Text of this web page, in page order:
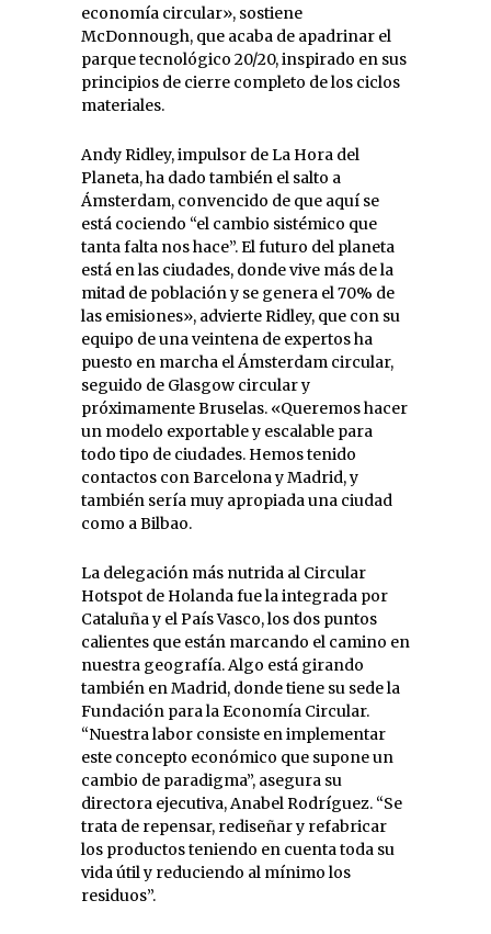
economía circular», sostiene
McDonnough, que acaba de apadrinar el
parque tecnológico 20/20, inspirado en sus
principios de cierre completo de los ciclos
materiales.
Andy Ridley, impulsor de La Hora del
Planeta, ha dado también el salto a
Ámsterdam, convencido de que aquí se
está cociendo “el cambio sistémico que
tanta falta nos hace”. El futuro del planeta
está en las ciudades, donde vive más de la
mitad de población y se genera el 70% de
las emisiones», advierte Ridley, que con su
equipo de una veintena de expertos ha
puesto en marcha el Ámsterdam circular,
seguido de Glasgow circular y
próximamente Bruselas. «Queremos hacer
un modelo exportable y escalable para
todo tipo de ciudades. Hemos tenido
contactos con Barcelona y Madrid, y
también sería muy apropiada una ciudad
como a Bilbao.
La delegación más nutrida al Circular
Hotspot de Holanda fue la integrada por
Cataluña y el País Vasco, los dos puntos
calientes que están marcando el camino en
nuestra geografía. Algo está girando
también en Madrid, donde tiene su sede la
Fundación para la Economía Circular.
“Nuestra labor consiste en implementar
este concepto económico que supone un
cambio de paradigma”, asegura su
directora ejecutiva, Anabel Rodríguez. “Se
trata de repensar, rediseñar y refabricar
los productos teniendo en cuenta toda su
vida útil y reduciendo al mínimo los
residuos”.